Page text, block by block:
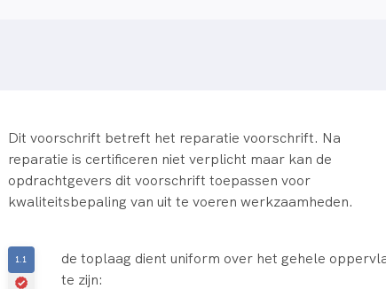
Dit voorschrift betreft het reparatie voorschrift. Na
reparatie is certificeren niet verplicht maar kan de
opdrachtgevers dit voorschrift toepassen voor
kwaliteitsbepaling van uit te voeren werkzaamheden.
de toplaag dient uniform over het gehele
te zijn: